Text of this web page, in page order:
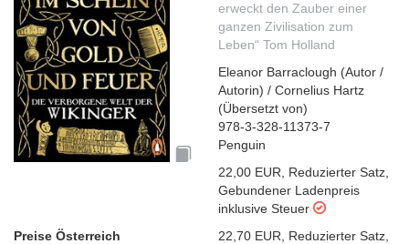
erweckt den Zauber einer
ganzen Zivilisation zum
Leben“ Tom Holland
Eleanor Barraclough (Autor /
Autorin) / Cornelius Hartz
(Übersetzt von)
978-3-328-11373-7
Penguin
22,00 EUR
Reduzierter Satz
Gebundener Ladenpreis
inklusive Steuer
Preise Österreich
22,70 EUR Reduzierter Satz